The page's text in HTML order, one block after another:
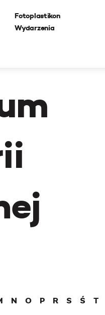
Fotoplastikon
Wydarzenia
N O P R S Ś T